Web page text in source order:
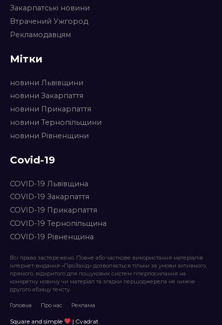
Закарпатські новини
Втрачений Ужгород
Рекламодавцям
Мітки
новини Львівщини
новини Закарпаття
новини Прикарпаття
новини Тернопільщини
новини Рівненщини
Covid-19
COVID-19 Львівщина
COVID-19 Закарпаття
COVID-19 Прикарпаття
COVID-19 Тернопільщина
COVID-19 Рівненщина
Всі права застережено. Повне або часткове використання матеріалів
інтернет-видання «ПроЗахід» дозволяється тільки за умови активного,
прямого, відкритого для пошукових систем гіперпосилання на
конкретну новину чи матеріал та згадки першоджерела не нижче
другого абзацу тексту.
Головна Про нас Реклама
Square and simple | Cvadrat